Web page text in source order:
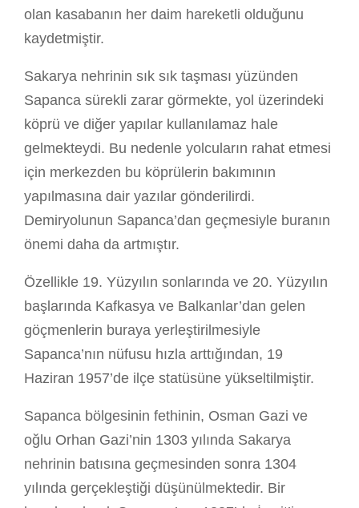
olan kasabanın her daim hareketli olduğunu
kaydetmiştir.
Sakarya nehrinin sık sık taşması yüzünden
Sapanca sürekli zarar görmekte, yol üzerindeki
köprü ve diğer yapılar kullanılamaz hale
gelmekteydi. Bu nedenle yolcuların rahat etmesi
için merkezden bu köprülerin bakımının
yapılmasına dair yazılar gönderilirdi.
Demiryolunun Sapanca’dan geçmesiyle buranın
önemi daha da artmıştır.
Özellikle 19. Yüzyılın sonlarında ve 20. Yüzyılın
başlarında Kafkasya ve Balkanlar’dan gelen
göçmenlerin buraya yerleştirilmesiyle
Sapanca’nın nüfusu hızla arttığından, 19
Haziran 1957’de ilçe statüsüne yükseltilmiştir.
Sapanca bölgesinin fethinin, Osman Gazi ve
oğlu Orhan Gazi’nin 1303 yılında Sakarya
nehrinin batısına geçmesinden sonra 1304
yılında gerçekleştiği düşünülmektedir. Bir